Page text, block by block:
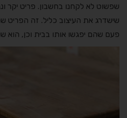
שפשוט לא לקחנו בחשבון. פריט יקר
שישדרג את העיצוב כליל. זה הפריט
פעם שהם יפגשו אותו בבית וכן, הוא